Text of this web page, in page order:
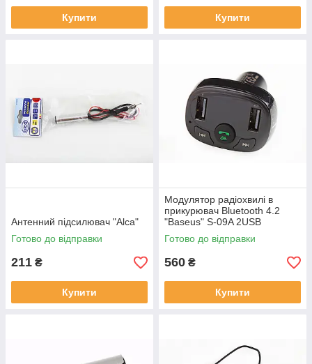
Купити Купити
Антенний підсилювач "Alca"
Готово до відправки
211 ₴
Купити
Модулятор радіохвилі в
прикурювач Bluetooth 4.2
"Baseus" S-09A 2USB
3.4А/microSD
Готово до відправки
560 ₴
Купити